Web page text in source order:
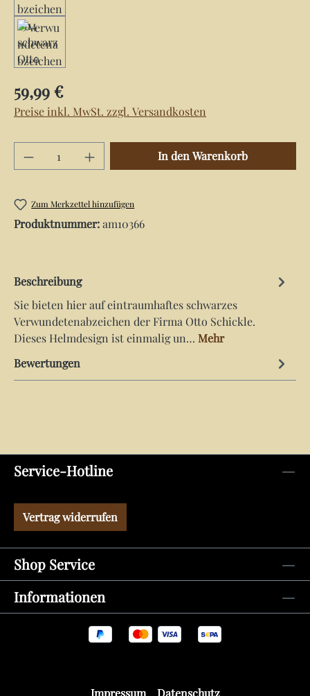
Regulärer Preis:
59,99 €
Preise inkl. MwSt. zzgl. Versandkosten
Produkt Anzahl: Gib den gewünschten
In den Warenkorb
Zum Merkzettel hinzufügen
Produktnummer:am10366
Beschreibung
Sie bieten hier auf eintraumhaftes schwarzes
Verwundetenabzeichen der Firma Otto Schickle.
Dieses Helmdesign ist einmalig un… Mehr
Bewertungen
Service-Hotline
Vertrag widerrufen
Shop Service
Informationen
Impressum Datenschutz